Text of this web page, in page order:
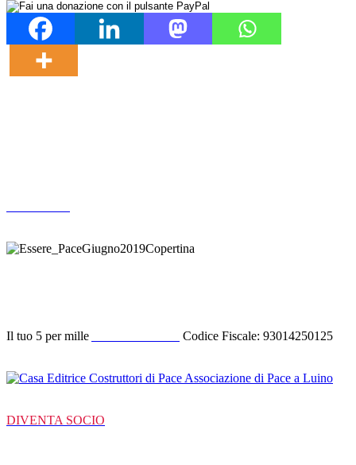
Il tuo 5 per mille Codice Fiscale: 93014250125
DIVENTA SOCIO